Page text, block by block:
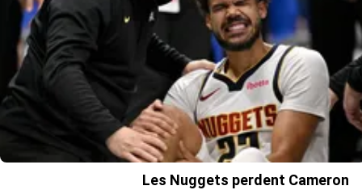
Les Nuggets perdent Cameron